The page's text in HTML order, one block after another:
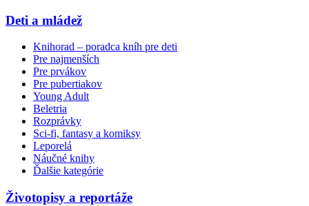
Deti a mládež
Knihorad – poradca kníh pre deti
Pre najmenších
Pre prvákov
Pre pubertiakov
Young Adult
Beletria
Rozprávky
Sci-fi, fantasy a komiksy
Leporelá
Náučné knihy
Ďalšie kategórie
Životopisy a reportáže